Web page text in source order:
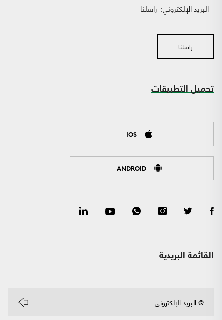
البريد الإلكتروني: راسلنا
راسلنا
تحميل التطبيقات
IOS
ANDROID
القائمة البريدية